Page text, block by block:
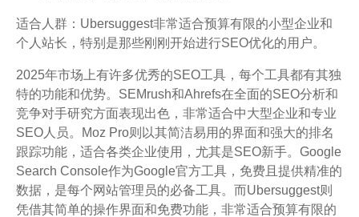
适合人群：Ubersuggest非常适合预算有限的小型企业和
个人站长，特别是那些刚刚开始进行SEO优化的用户。
2025年市场上有许多优秀的SEO工具，每个工具都有其独
特的功能和优势。SEMrush和Ahrefs在全面的SEO分析和
竞争对手研究方面表现出色，非常适合中大型企业和专业
SEO人员。Moz Pro则以其简洁易用的界面和强大的排名
跟踪功能，适合各类企业使用，尤其是SEO新手。Google
Search Console作为Google官方工具，免费且提供精准的
数据，是每个网站管理员的必备工具。而Ubersuggest则
凭借其简单的操作界面和免费功能，非常适合预算有限的